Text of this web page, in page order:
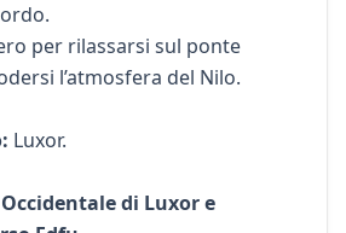
per rilassarsi sul ponte
l’atmosfera del Nilo.
Luxor.
di Luxor e